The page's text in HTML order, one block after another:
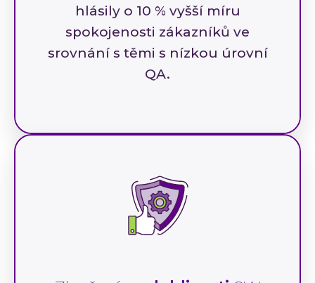
hlásily o 10 % vyšší míru
spokojenosti zákazníků ve
srovnání s těmi s nízkou úrovní
QA.